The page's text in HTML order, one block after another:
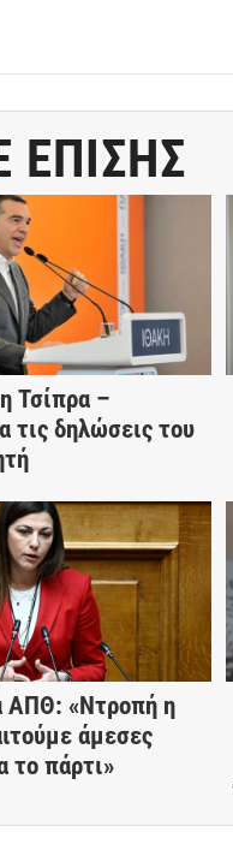
ΕΠΙΣΗΣ
Τσίπρα –
τις δηλώσεις του
ΑΠΘ: «Ντροπή η
άμεσες
το πάρτι»